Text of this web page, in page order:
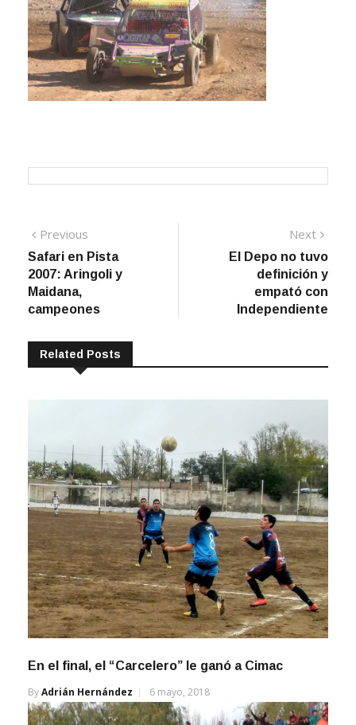
Navegación
de
entradas
Previous
post:
Safari en Pista
2007: Aringoli y
Maidana,
campeones
Next
post:
El Depo no tuvo
definición y
empató con
Independiente
Related Posts
En el final, el “Carcelero” le ganó a Cimac
ByAdrián Hernández 6 mayo, 2018